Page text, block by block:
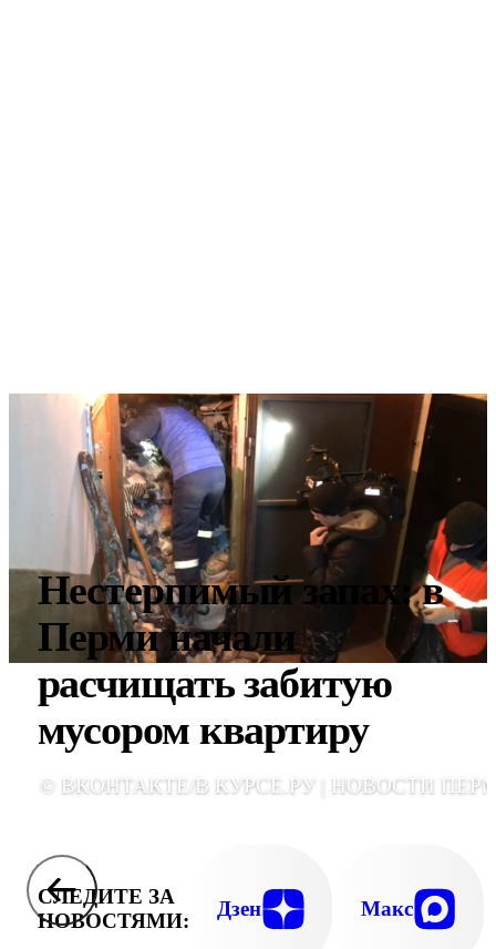
Нестерпимый запах: в
Перми начали
расчищать забитую
мусором квартиру
© ВКОНТАКТЕ/В КУРСЕ.РУ | НОВОСТИ
СЛЕДИТЕ ЗА
НОВОСТЯМИ:
Дзен Макс